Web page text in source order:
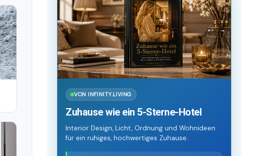
VON INFINITY.LIVING
Zuhause wie ein 5-Sterne-Hotel
Interior Design, Licht, Ordnung und Wohnideen
für ein ruhiges, hochwertiges Zuhause.